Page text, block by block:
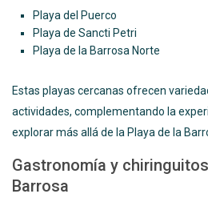
Playa del Puerco
Playa de Sancti Petri
Playa de la Barrosa Norte
Estas playas cercanas ofrecen
actividades, complementando la
explorar más allá de la Playa de la
Gastronomía y
Barrosa